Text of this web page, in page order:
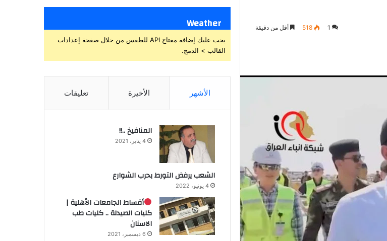
1
518 أقل من دقيقة Weather
يجب عليك إضافة مفتاح API للطقس من خلال صفحة إعدادات
القالب > الدمج.
الأشهر الأخيرة تعليقات
المنافيخ ..!!
4 يناير، 2021
الشعب يرفض التورط بحرب الشوارع
4 يونيو، 2022
أقساط الجامعات الأهلية |
كليات الصيدلة .. كليات طب
الاسنان
6 ديسمبر، 2021